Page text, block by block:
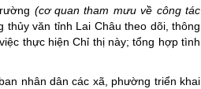
(cơ quan tham mưu về công tác
văn tỉnh Lai Châu theo dõi, thông
thực hiện Chỉ thị này; tổng hợp tình
nhân dân các xã, phường triển khai